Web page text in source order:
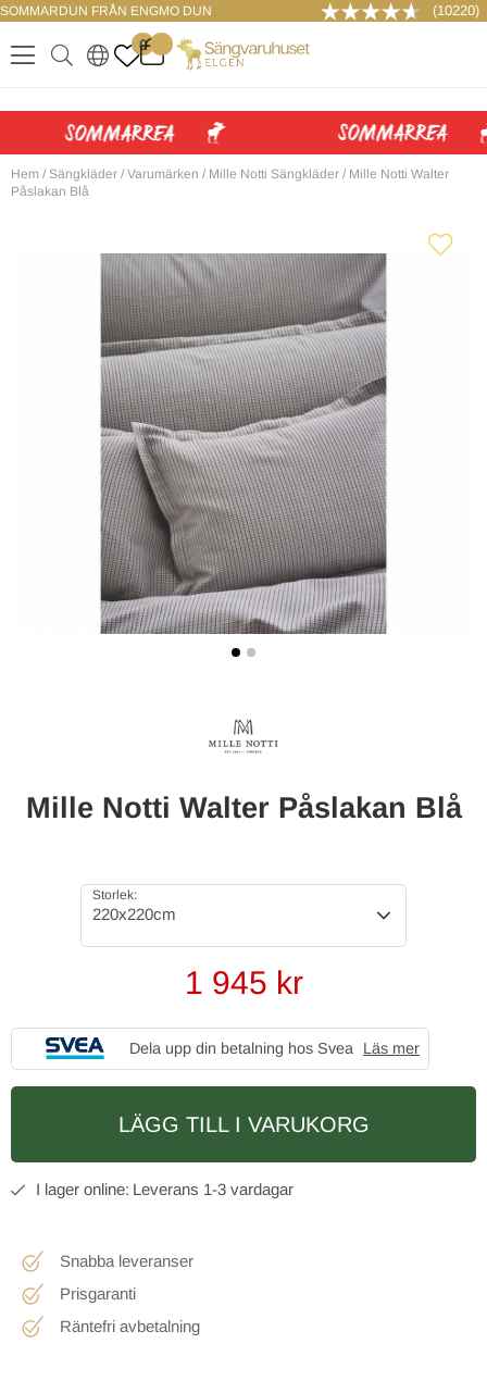
SOMMARDUN FRÅN ENGMO DUN (10220)
.
0
. ..
LOGGA IN
Hem / Sängkläder / Varumärken / Mille Notti Sängkläder / Mille Notti Walter
Påslakan Blå
Mille Notti Walter Påslakan Blå
Storlek:
220x220cm
1 945 kr
Dela upp din betalning hos Svea Läs mer
LÄGG TILL I VARUKORG
1-3 vardagar
Snabba leveranser
Prisgaranti
Räntefri avbetalning